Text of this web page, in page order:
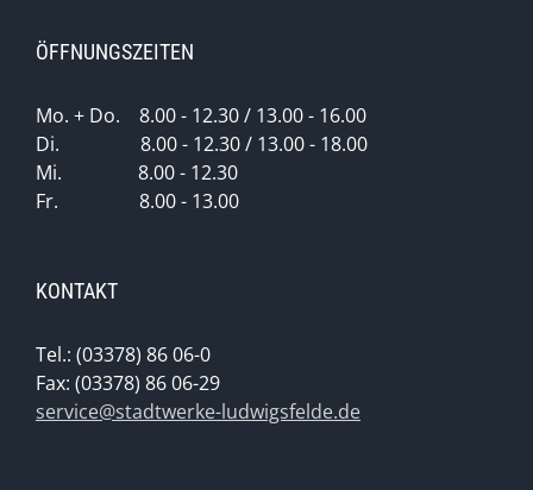
ÖFFNUNGSZEITEN
Mo. + Do. 8.00 - 12.30 / 13.00 - 16.00
Di. 8.00 - 12.30 / 13.00 - 18.00
Mi. 8.00 - 12.30
Fr. 8.00 - 13.00
KONTAKT
Tel.: (03378) 86 06-0
Fax: (03378) 86 06-29
service@stadtwerke-ludwigsfelde.de